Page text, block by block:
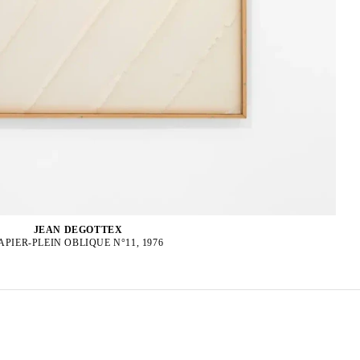
JEAN DEGOTTEX
PLEIN OBLIQUE N°11, 1976